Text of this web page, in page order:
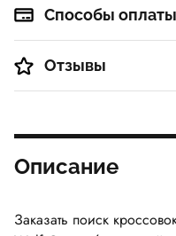
Способы оплаты
Отзывы
Описание
Заказать поиск